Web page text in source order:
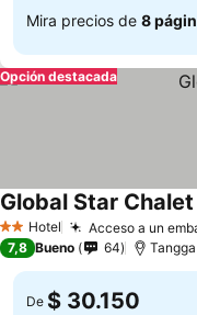
Mira precios de 8
Opción destacada
2 Estrellas
Hotel Acceso a un
Global Star Chalet
7,8 Bueno 64
De $ 30.150